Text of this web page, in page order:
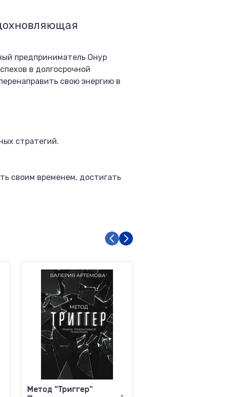
предприниматель Онур
в долгосрочной
свою энергию в
стратегий.
своим временем, достигать
Метод "Триггер"